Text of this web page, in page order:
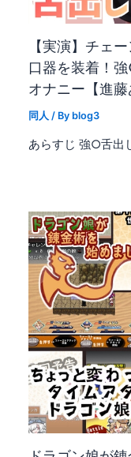
【実演】チェ
口器を装着！
オナニー【進藤
同人 / By blog3
あらすじ 強○舌出